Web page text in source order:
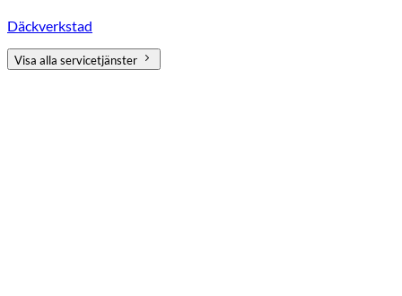
Däckverkstad
Visa alla servicetjänster